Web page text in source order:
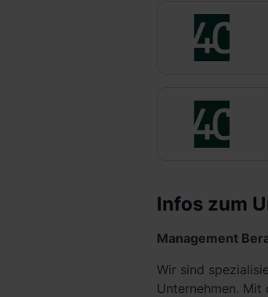
Infos zum
Management
Wir sind
Unternehmen. Mit